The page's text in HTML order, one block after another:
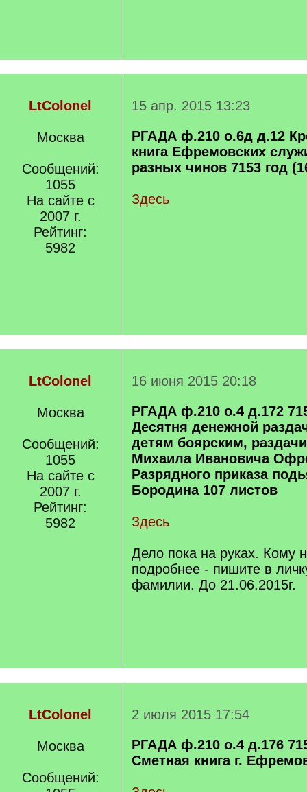
LtColonel
Москва
Сообщений:
1055
На сайте с
2007 г.
Рейтинг:
5982
15 апр. 2015 13:23
РГАДА ф.210 о.6д д.12
книга Ефремовских
разных чинов 7153 год
Здесь
LtColonel
Москва
Сообщений:
1055
На сайте с
2007 г.
Рейтинг:
5982
16 июня 2015 20:18
РГАДА ф.210 о.4 д.172
Десятня денежной
детям боярским,
Михаила Ивановича
Разрядного приказа
Бородина 107 листов
Здесь
Дело пока на руках. Кому
подробнее - пишите в
фамилии. До 21.06.2015г.
LtColonel
Москва
Сообщений:
2 июля 2015 17:54
РГАДА ф.210 о.4 д.176
Сметная книга г.